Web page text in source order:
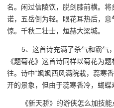
名。闲过信陵饮，脱剑膝前横。
诺，五岳倒为轻。眼花耳热后，
惊。千秋二壮士，烜赫大梁城。
5、这首诗充满了杀气和霸气
《题菊花》这首诗同样以菊花为
往。诗中“飒飒西风满院栽，蕊寒
开的景象，但由于蕊寒香冷，蝴蝶
《新天骄》的游侠怎么加技